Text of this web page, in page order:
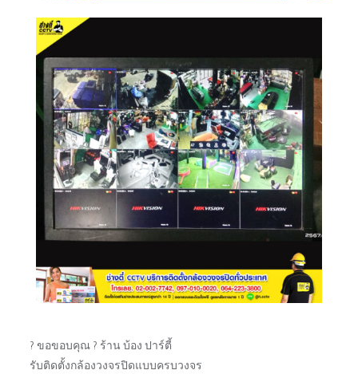
? ขอขอบคุณ ? ร้าน บ้อง ปาร์ตี้
รับติดตั้งกล้องวงจรปิดแบบครบวงจร